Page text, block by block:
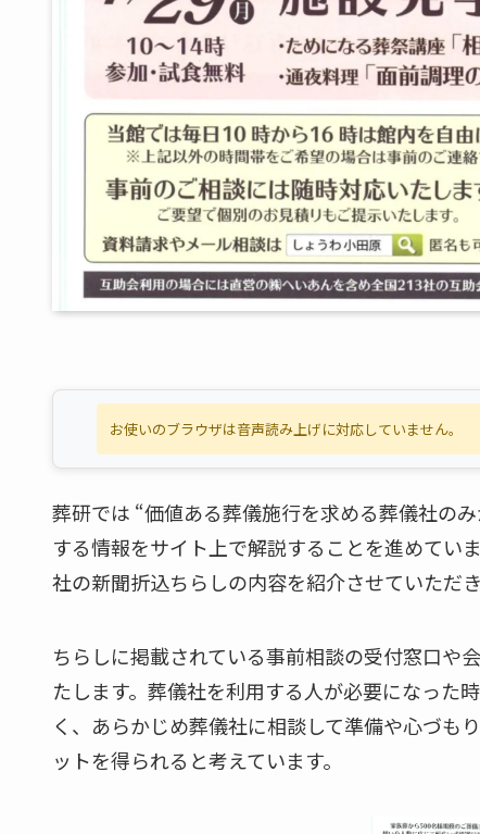
お使いのブラウザは音声読み上げに対応していません。
葬研では “価値ある葬儀施行を求める葬儀社の
する情報をサイト上で解説することを進めてい
社の新聞折込ちらしの内容を紹介させていただき
ちらしに掲載されている事前相談の受付窓口や
たします。葬儀社を利用する人が必要になった
く、あらかじめ葬儀社に相談して準備や心づも
ットを得られると考えています。